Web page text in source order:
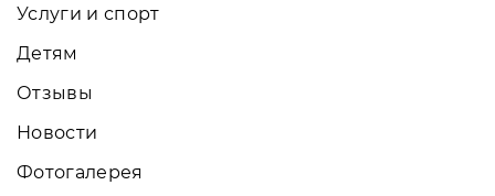
Услуги и спорт
Детям
Отзывы
Новости
Фотогалерея